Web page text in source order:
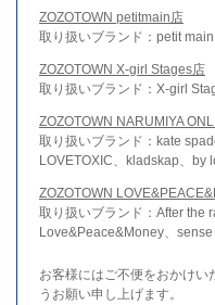
ZOZOTOWN petitmain店
取り扱いブランド：petit
ZOZOTOWN X-girl Stages店
取り扱いブランド：X-girl
ZOZOTOWN NARUMIYA
取り扱いブランド：kate
LOVETOXIC、kladskap、by
ZOZOTOWN
取り扱いブランド：After the
Love&Peace&Money、
お客様にはご不便をおかけい
うお願い申し上げます。